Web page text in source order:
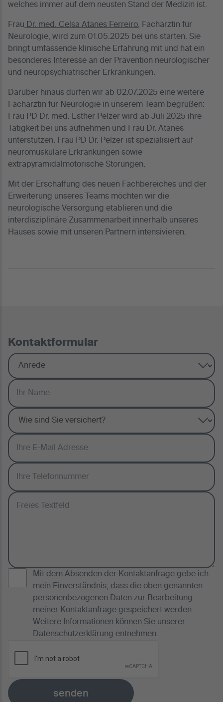
welches immer auf dem neusten Stand der Medizin ist.
Frau Dr. med. Celsa Atanes Ferreiro, Fachärztin für
Neurologie, wird zum 01.05.2025 bei uns starten. Sie
bringt umfassende klinische Erfahrung mit und hat ein
besonderes Interesse an der Prävention neurologischer
und neuropsychiatrischer Erkrankungen.
Darüber hinaus dürfen wir ab 02.07.2025 eine weitere
Fachärztin für Neurologie in unserem Team begrüßen:
Frau PD Dr. med. Esther Pelzer wird ab Juli 2025 ihre
Tätigkeit bei uns aufnehmen und Frau Dr. Atanes
unterstützen. Frau PD Dr. Pelzer ist spezialisiert auf
neuromuskuläre Erkrankungen sowie
extrapyramidalmotorische Störungen.
Mit der Erschaffung des neuen Fachbereiches und der
Erweiterung unseres Teams möchten wir die
neurologische Versorgung etablieren und die
interdisziplinäre Zusammenarbeit innerhalb unseres
Hauses sowie mit unseren Partnern intensivieren.
Kontaktformular
Mit dem Absenden der Kontaktanfrage gebe ich
mein Einverständnis, dass die oben genannten
personenbezogenen Daten zur Bearbeitung
meiner Kontaktanfrage gespeichert werden.
Weitere Informationen können Sie unserer
Datenschutzerklärung entnehmen.
senden